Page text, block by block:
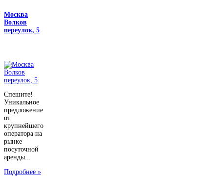
Москва
Волков
переулок, 5
Спешите!
Уникальное
предложение
от
крупнейшего
оператора на
рынке
посуточной
аренды...
Подробнее »